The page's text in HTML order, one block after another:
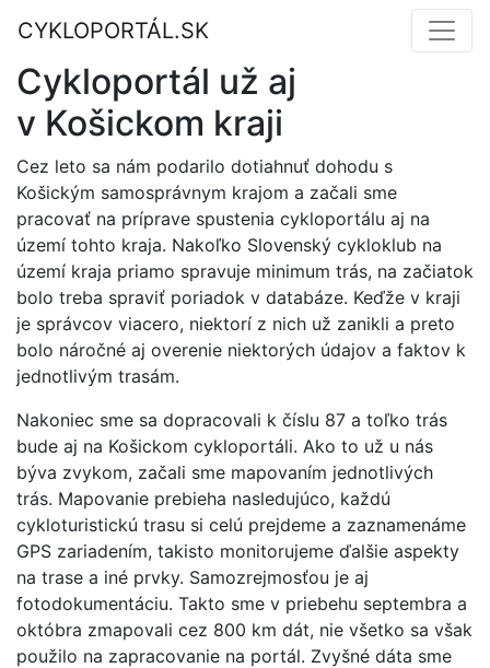
CYKLOPORTÁL.SK
Cykloportál už aj
v Košickom kraji
Cez leto sa nám podarilo dotiahnuť dohodu s
Košickým samosprávnym krajom a začali sme
pracovať na príprave spustenia cykloportálu aj na
území tohto kraja. Nakoľko Slovenský cykloklub na
území kraja priamo spravuje minimum trás, na začiatok
bolo treba spraviť poriadok v databáze. Keďže v kraji
je správcov viacero, niektorí z nich už zanikli a preto
bolo náročné aj overenie niektorých údajov a faktov k
jednotlivým trasám.
Nakoniec sme sa dopracovali k číslu 87 a toľko trás
bude aj na Košickom cykloportáli. Ako to už u nás
býva zvykom, začali sme mapovaním jednotlivých
trás. Mapovanie prebieha nasledujúco, každú
cykloturistickú trasu si celú prejdeme a zaznamenáme
GPS zariadením, takisto monitorujeme ďalšie aspekty
na trase a iné prvky. Samozrejmosťou je aj
fotodokumentáciu. Takto sme v priebehu septembra a
októbra zmapovali cez 800 km dát, nie všetko sa však
použilo na zapracovanie na portál. Zvyšné dáta sme